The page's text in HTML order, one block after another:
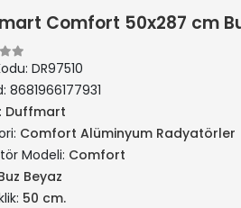
Comfort 50x287 cm
DR97510
8681966177931
Duffmart
Comfort Alüminyum Radyatörler
Modeli: Comfort
Beyaz
50 cm.